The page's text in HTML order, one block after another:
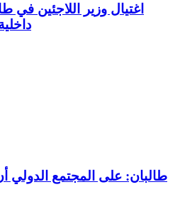
اغتيال وزير اللاجئين في
طالبان: على المجتمع الدولي